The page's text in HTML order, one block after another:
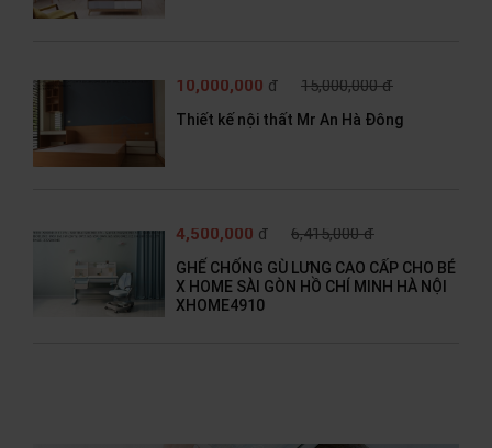
10,000,000 đ 15,000,000 đ
Thiết kế nội thất Mr An Hà Đông
4,500,000 đ 6,415,000 đ
GHẾ CHỐNG GÙ LƯNG CAO CẤP CHO BÉ
X HOME SÀI GÒN HỒ CHÍ MINH HÀ NỘI
XHOME4910